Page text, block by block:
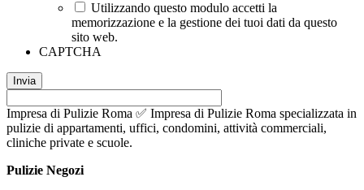
Utilizzando questo modulo accetti la
memorizzazione e la gestione dei tuoi dati da questo
sito web.
CAPTCHA
Impresa di Pulizie Roma ✅ Impresa di Pulizie Roma specializzata in
pulizie di appartamenti, uffici, condomini, attività commerciali,
cliniche private e scuole.
Pulizie Negozi